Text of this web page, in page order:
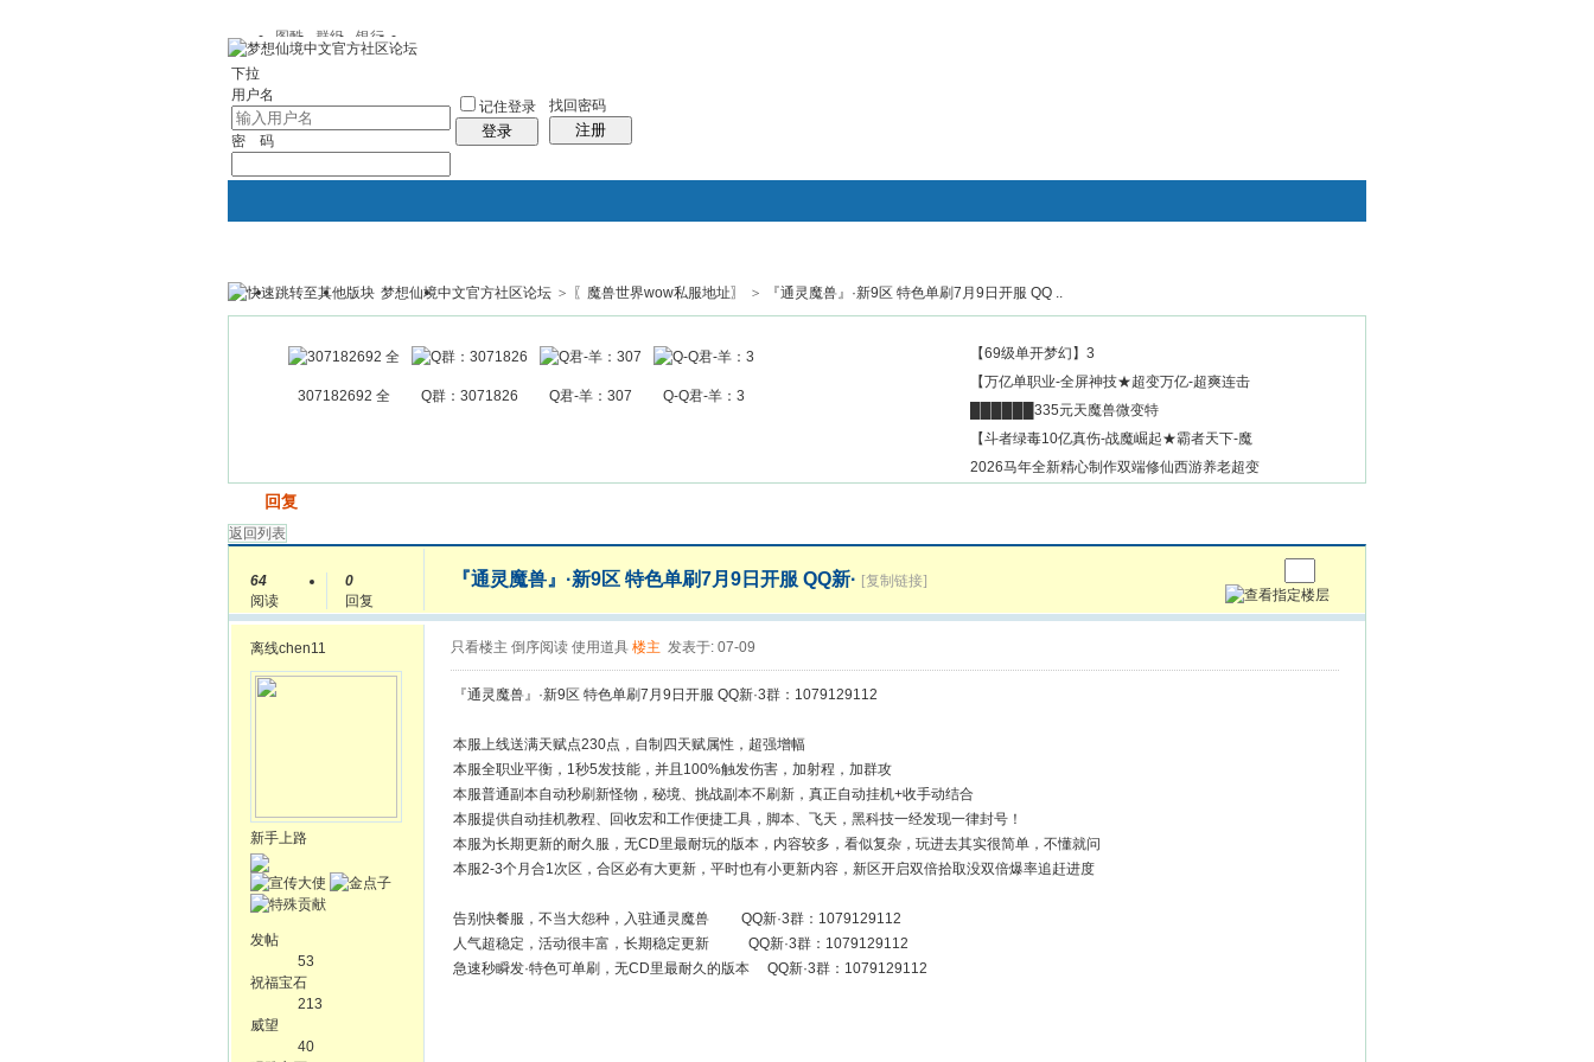
图酷 群组 银行
下拉
用户名
密 码
记住登录
登录
找回密码
注册
银行 群组聚合 我的空间
帖子
搜索
梦想仙境中文官方社区论坛 > 〖魔兽世界wow私服地址〗 > 『通灵魔兽』·新9区 特色单刷7月9日开服 QQ ..
307182692 全 Q群：3071826 Q君-羊：307 Q-Q君-羊：3
【69级单开梦幻】3
【万亿单职业-全屏神技★超变万亿-超爽连击
██████335元天魔兽微变特
【斗者绿毒10亿真伤-战魔崛起★霸者天下-魔
2026马年全新精心制作双端修仙西游养老超变
回复
返回列表
64
阅读
0
回复
『通灵魔兽』·新9区 特色单刷7月9日开服 QQ新· [复制链接]
离线chen11
新手上路
发帖
53
祝福宝石
213
威望
40
只看楼主 倒序阅读 使用道具 楼主 发表于: 07-09
『通灵魔兽』·新9区 特色单刷7月9日开服 QQ新·3群：1079129112
本服上线送满天赋点230点，自制四天赋属性，超强增幅
本服全职业平衡，1秒5发技能，并且100%触发伤害，加射程，加群攻
本服普通副本自动秒刷新怪物，秘境、挑战副本不刷新，真正自动挂机+收手动结合
本服提供自动挂机教程、回收宏和工作便捷工具，脚本、飞天，黑科技一经发现一律封号！
本服为长期更新的耐久服，无CD里最耐玩的版本，内容较多，看似复杂，玩进去其实很简单，不懂就问
本服2-3个月合1次区，合区必有大更新，平时也有小更新内容，新区开启双倍拾取没双倍爆率追赶进度
告别快餐服，不当大怨种，入驻通灵魔兽 QQ新·3群：1079129112
人气超稳定，活动很丰富，长期稳定更新 QQ新·3群：1079129112
急速秒瞬发·特色可单刷，无CD里最耐久的版本 QQ新·3群：1079129112